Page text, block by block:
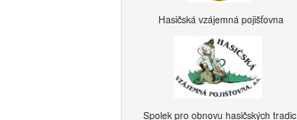
Hasičská vzájemná pojišťovna
Spolek pro obnovu hasičských tradic,